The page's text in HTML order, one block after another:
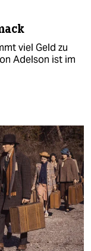
viel Geld zu
Adelson ist im